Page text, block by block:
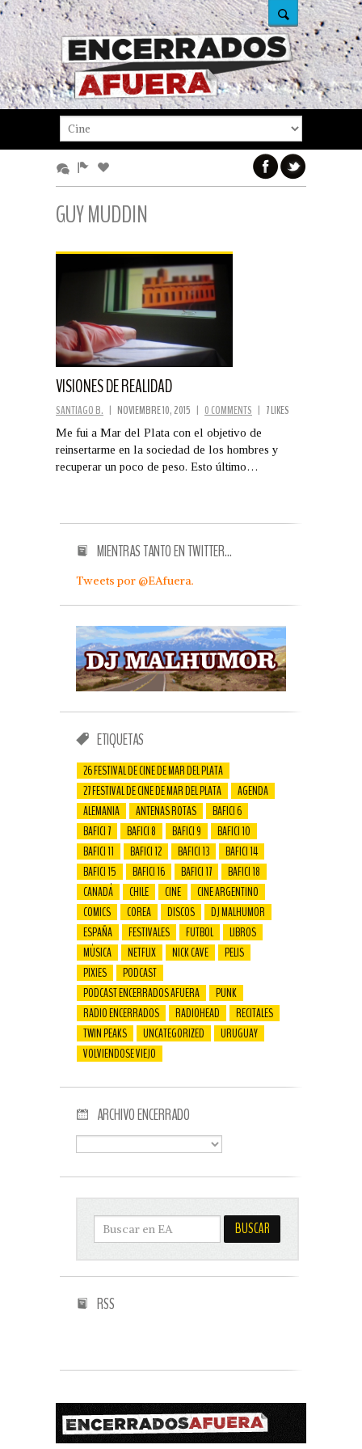
GUY MUDDIN
VISIONES DE REALIDAD
SANTIAGO B. | NOVIEMBRE 10, 2015 | 0 COMMENTS | 7 LIKES
Me fui a Mar del Plata con el objetivo de
reinsertarme en la sociedad de los hombres y
recuperar un poco de peso. Esto último…
MIENTRAS TANTO EN TWITTER…
Tweets por @EAfuera.
ETIQUETAS
26 FESTIVAL DE CINE DE MAR DEL PLATA
27 FESTIVAL DE CINE DE MAR DEL PLATA
AGENDA
ALEMANIA
ANTENAS ROTAS
BAFICI 6
BAFICI 7
BAFICI 8 BAFICI 9
BAFICI 10
BAFICI 11
BAFICI 12 BAFICI 13
BAFICI 14
BAFICI 15
BAFICI 16 BAFICI 17
BAFICI 18
CANADÁ
CHILE CINE
CINE ARGENTINO
COMICS
COREA DISCOS
DJ MALHUMOR
ESPAÑA
FESTIVALES FUTBOL
LIBROS
MÚSICA
NETFLIX NICK CAVE
PELIS
PIXIES
PODCAST
PODCAST ENCERRADOS AFUERA
PUNK
RADIO ENCERRADOS
RADIOHEAD
RECITALES
TWIN PEAKS
UNCATEGORIZED
URUGUAY
VOLVIENDOSE VIEJO
ARCHIVO ENCERRADO
RSS